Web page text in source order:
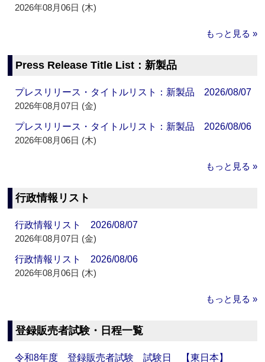
2026年08月06日 (木)
もっと見る »
Press Release Title List：新製品
プレスリリース・タイトルリスト：新製品 2026/08/07
2026年08月07日 (金)
プレスリリース・タイトルリスト：新製品 2026/08/06
2026年08月06日 (木)
もっと見る »
行政情報リスト
行政情報リスト 2026/08/07
2026年08月07日 (金)
行政情報リスト 2026/08/06
2026年08月06日 (木)
もっと見る »
登録販売者試験・日程一覧
令和8年度 登録販売者試験 試験日 【東日本】